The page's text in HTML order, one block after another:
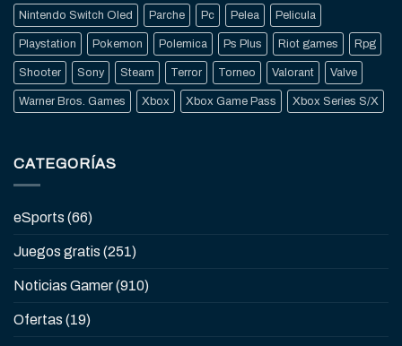
Nintendo Switch Oled Parche Pc Pelea Pelicula
Playstation Pokemon Polemica Ps Plus Riot games Rpg
Shooter Sony Steam Terror Torneo Valorant Valve
Warner Bros. Games Xbox Xbox Game Pass Xbox Series S/X
CATEGORÍAS
eSports (66)
Juegos gratis (251)
Noticias Gamer(910)
Ofertas (19)